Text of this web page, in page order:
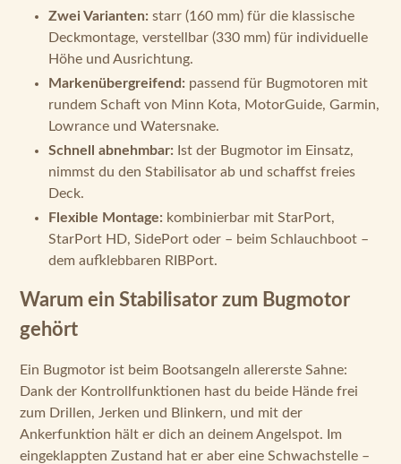
Zwei Varianten: starr (160 mm) für die klassische
Deckmontage, verstellbar (330 mm) für individuelle
Höhe und Ausrichtung.
Markenübergreifend: passend für Bugmotoren mit
rundem Schaft von Minn Kota, MotorGuide, Garmin,
Lowrance und Watersnake.
Schnell abnehmbar: Ist der Bugmotor im Einsatz,
nimmst du den Stabilisator ab und schaffst freies
Deck.
Flexible Montage: kombinierbar mit StarPort,
StarPort HD, SidePort oder – beim Schlauchboot –
dem aufklebbaren RIBPort.
Warum ein Stabilisator zum Bugmotor
gehört
Ein Bugmotor ist beim Bootsangeln allererste Sahne:
Dank der Kontrollfunktionen hast du beide Hände frei
zum Drillen, Jerken und Blinkern, und mit der
Ankerfunktion hält er dich an deinem Angelspot. Im
eingeklappten Zustand hat er aber eine Schwachstelle –